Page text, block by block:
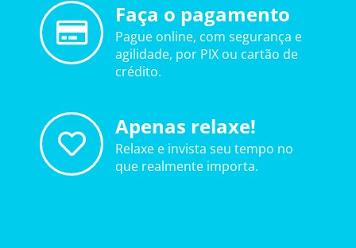
Faça o pagamento
Pague online, com segurança e
agilidade, por PIX ou cartão de
crédito.
Apenas relaxe!
Relaxe e invista seu tempo no
que realmente importa.